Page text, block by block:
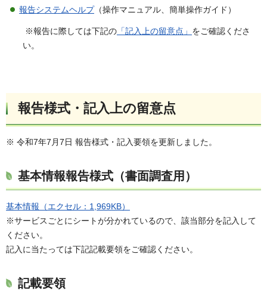
報告システムヘルプ（操作マニュアル、簡単操作ガイド）
※報告に際しては下記の 「記入上の留意点」 をご確認くださ
い。
報告様式・記入上の留意点
※ 令和7年7月7日 報告様式・記入要領を更新しました。
基本情報報告様式（書面調査用）
基本情報（エクセル：1,969KB）
※サービスごとにシートが分かれているので、該当部分を記入して
ください。
記入に当たっては下記記載要領をご確認ください。
記載要領